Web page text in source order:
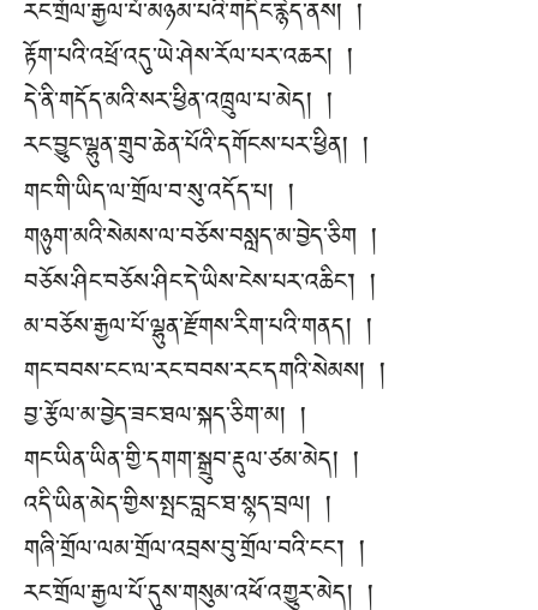
རང་གྲོལ་རྒྱལ་པོ་མཉམ་པའི་གདིང་རྙེད་ནས། །
རྟོག་པའི་འཕྲོ་འདུ་ཡེ་ཤེས་རོལ་པར་འཆར། །
དེ་ནི་གདོད་མའི་སར་ཕྱིན་འཁྲུལ་པ་མེད། །
རང་བྱུང་ལྷུན་གྲུབ་ཆེན་པོའི་དགོངས་པར་ཕྱིན། །
གང་གི་ཡིད་ལ་གྲོལ་བ་སུ་འདོད་པ། །
གཉུག་མའི་སེམས་ལ་བཅོས་བསླད་མ་བྱེད་ཅིག །
བཅོས་ཤིང་བཅོས་ཤིང་དེ་ཡིས་ངེས་པར་འཆིང༌། །
མ་བཅོས་རྒྱལ་པོ་ལྷུན་རྫོགས་རིག་པའི་གནད། །
གང་བབས་ངང་ལ་རང་བབས་རང་དགའི་སེམས། །
བྱ་རྩོལ་མ་བྱེད་ཟང་ཐལ་སྐད་ཅིག་མ། །
གང་ཡིན་ཡིན་གྱི་དགག་སྒྲུབ་རྡུལ་ཙམ་མེད། །
འདི་ཡིན་མེད་གྱིས་སྤང་བླང་ཐ་སྙད་བྲལ། །
གཞི་གྲོལ་ལམ་གྲོལ་འབྲས་བུ་གྲོལ་བའི་ངང༌། །
རང་གྲོལ་རྒྱལ་པོ་དུས་གསུམ་འཕོ་འགྱུར་མེད། །